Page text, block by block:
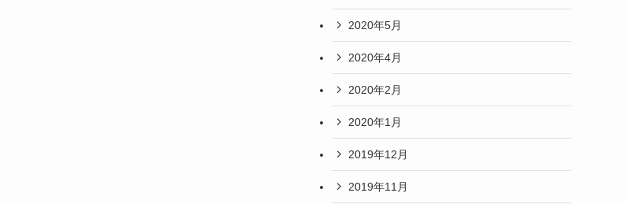
2020年5月
2020年4月
2020年2月
2020年1月
2019年12月
2019年11月